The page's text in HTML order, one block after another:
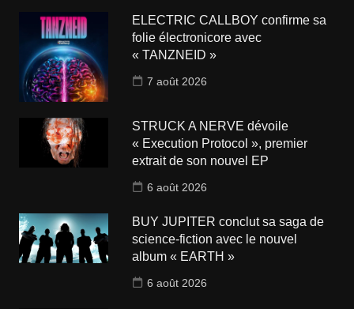
ELECTRIC CALLBOY confirme sa
folie électronicore avec
« TANZNEID »
7 août 2026
STRUCK A NERVE dévoile
« Execution Protocol », premier
extrait de son nouvel EP
6 août 2026
BUY JUPITER conclut sa saga de
science-fiction avec le nouvel
album « EARTH »
6 août 2026